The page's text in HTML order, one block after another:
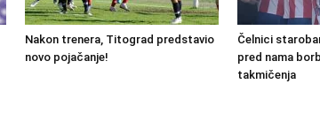
Nakon trenera, Titograd predstavio
novo pojačanje!
Čelnici
pred nama
takmičenja